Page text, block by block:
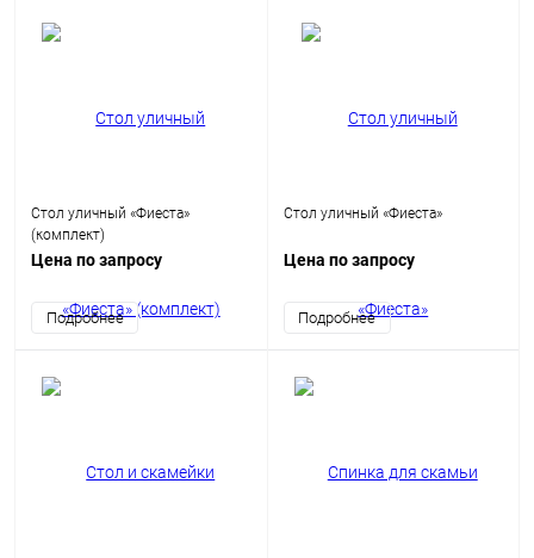
Стол уличный «Фиеста»
(комплект)
Цена по запросу
Подробнее
Стол уличный «Фиеста»
Цена по запросу
Подробнее